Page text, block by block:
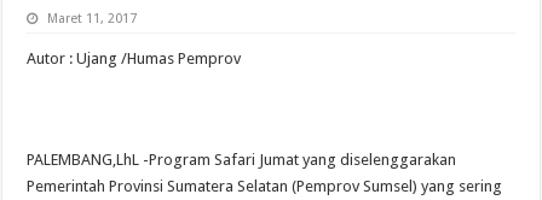
Maret 11, 2017
Autor : Ujang /Humas Pemprov
PALEMBANG,LhL -Program Safari Jumat yang diselenggarakan
Pemerintah Provinsi Sumatera Selatan (Pemprov Sumsel) yang sering